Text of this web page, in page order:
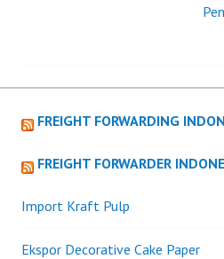
FREIGHT FORWARDING
FREIGHT FORWARDER
Import Kraft Pulp
Ekspor Decorative Cake Paper